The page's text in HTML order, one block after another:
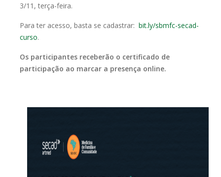
3/11, terça-feira.
Para ter acesso, basta se cadastrar: bit.ly/sbmfc-secad-
curso.
Os participantes receberão o certificado de
participação ao marcar a presença online.